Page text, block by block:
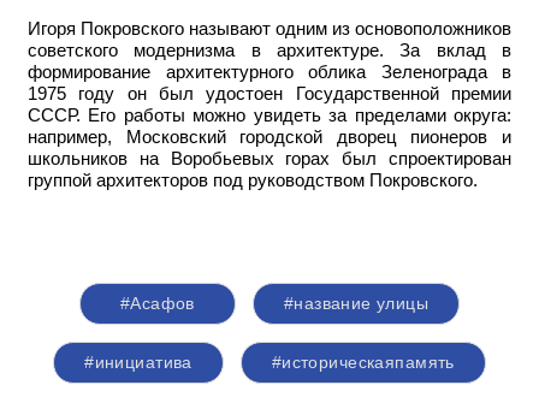
Игоря Покровского называют одним из основоположников
советского модернизма в архитектуре. За вклад в
формирование архитектурного облика Зеленограда в
1975 году он был удостоен Государственной премии
СССР. Его работы можно увидеть за пределами округа:
например,
Московский городской дворец пионеров и
школьников на Воробьевых горах был спроектирован
группой архитекторов под руководством Покровского.
#Асафов #название улицы
#инициатива #историческаяпамять